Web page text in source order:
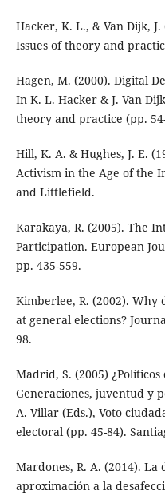
Hacker, K. L., & Van Dijk,
Issues of theory and
Hagen, M. (2000). Digital
In K. L. Hacker & J. Van
theory and practice (pp.
Hill, K. A. & Hughes, J. E.
Activism in the Age of the
and Littlefield.
Karakaya, R. (2005). The
Participation. European
pp. 435-559.
Kimberlee, R. (2002). Why
at general elections?
98.
Madrid, S. (2005)
Generaciones, juventud y
A. Villar (Eds.), Voto
electoral (pp. 45-84).
Mardones, R. A. (2014).
aproximación a la